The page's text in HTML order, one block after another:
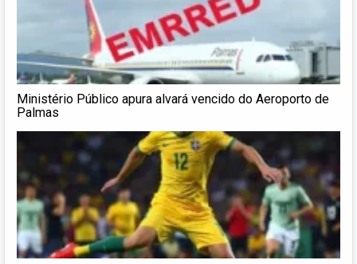
Ministério Público apura alvará vencido do Aeroporto de
Palmas